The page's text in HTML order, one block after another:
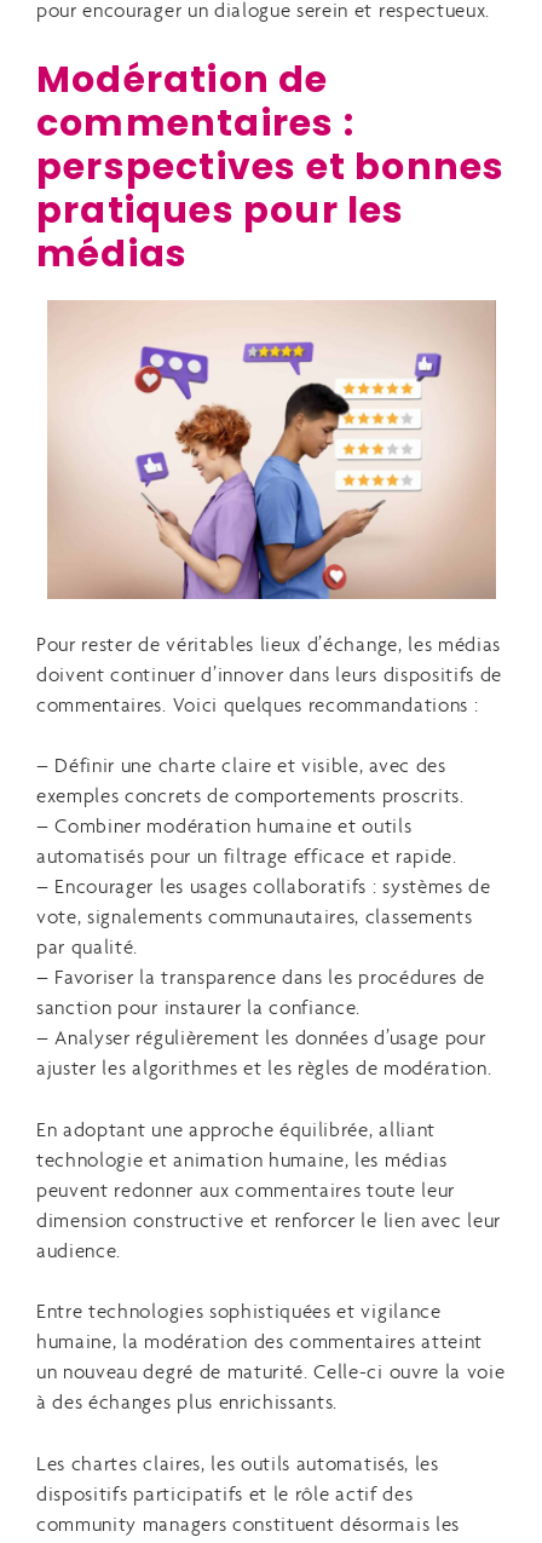
pour encourager un dialogue serein et respectueux.
Modération de
commentaires :
perspectives et bonnes
pratiques pour les
médias
Pour rester de véritables lieux d’échange, les médias
doivent continuer d’innover dans leurs dispositifs de
commentaires. Voici quelques recommandations :
– Définir une charte claire et visible, avec des
exemples concrets de comportements proscrits.
– Combiner modération humaine et outils
automatisés pour un filtrage efficace et rapide.
– Encourager les usages collaboratifs : systèmes de
vote, signalements communautaires, classements
par qualité.
– Favoriser la transparence dans les procédures de
sanction pour instaurer la confiance.
– Analyser régulièrement les données d’usage pour
ajuster les algorithmes et les règles de modération.
En adoptant une approche équilibrée, alliant
technologie et animation humaine, les médias
peuvent redonner aux commentaires toute leur
dimension constructive et renforcer le lien avec leur
audience.
Entre technologies sophistiquées et vigilance
humaine, la modération des commentaires atteint
un nouveau degré de maturité. Celle-ci ouvre la voie
à des échanges plus enrichissants.
Les chartes claires, les outils automatisés, les
dispositifs participatifs et le rôle actif des
community managers constituent désormais les